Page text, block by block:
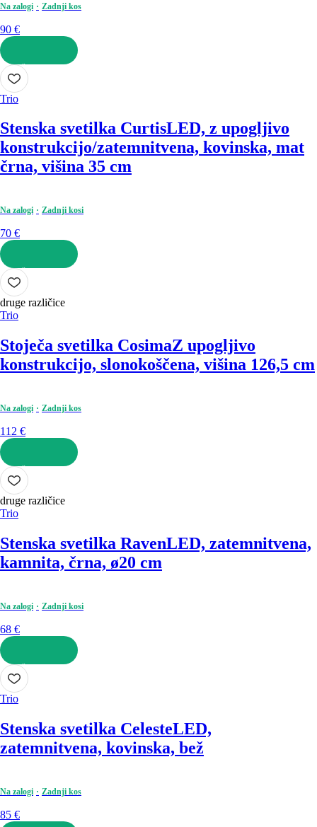
Na zalogi Zadnji kos
90 €
V KOŠARICO
Trio
Stenska svetilka CurtisLED, z upogljivo
konstrukcijo/zatemnitvena, kovinska, mat
črna, višina 35 cm
Na zalogi Zadnji kosi
70 €
V KOŠARICO
druge različice
Trio
Stoječa svetilka CosimaZ upogljivo
konstrukcijo, slonokoščena, višina 126,5 cm
Na zalogi Zadnji kos
112 €
V KOŠARICO
druge različice
Trio
Stenska svetilka RavenLED, zatemnitvena,
kamnita, črna, ø20 cm
Na zalogi Zadnji kosi
68 €
V KOŠARICO
Trio
Stenska svetilka CelesteLED,
zatemnitvena, kovinska, bež
Na zalogi Zadnji kos
85 €